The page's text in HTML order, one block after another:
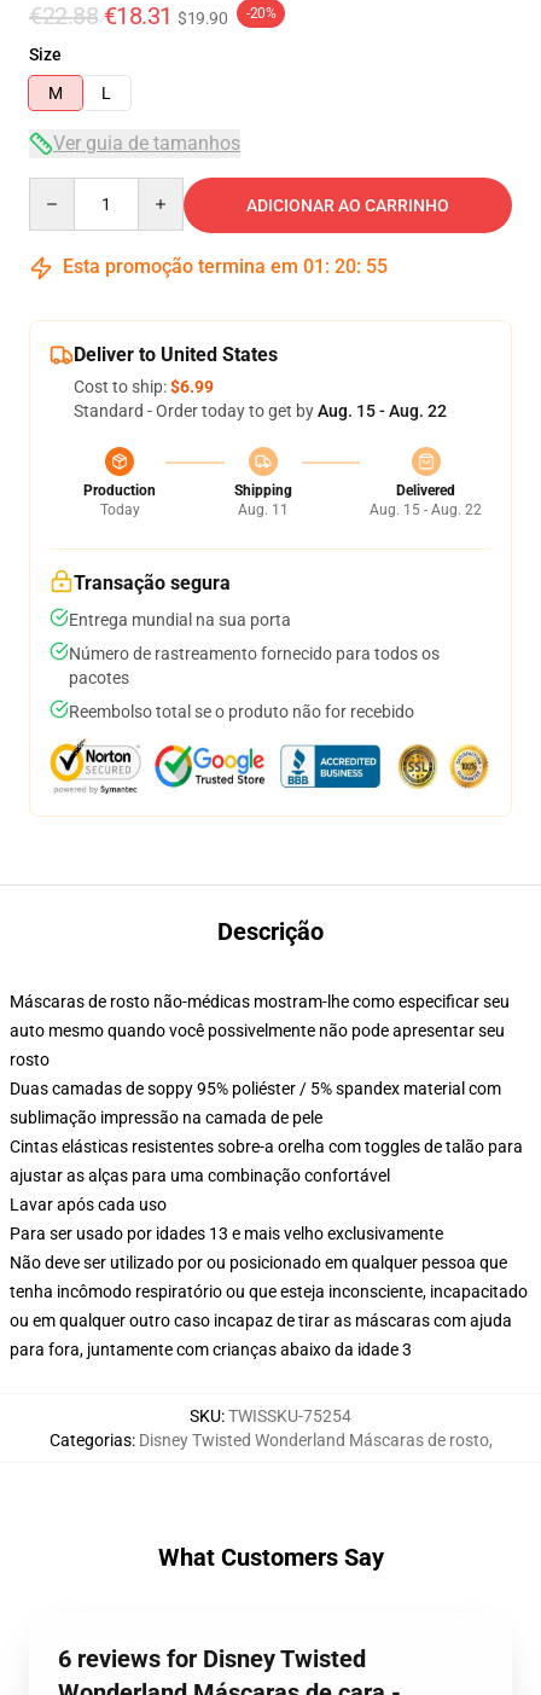
€22.88 €18.31 $19.90 -20%
Size
M
L
Ver guia de tamanhos
ADICIONAR AO CARRINHO
Esta promoção termina em 01 : 20: 54
Deliver to United States
Cost to ship:$6.99
Standard - Order today to get byAug. 15 - Aug. 22
Production
Today
Shipping
Aug. 11
Delivered
Aug. 15 - Aug. 22
Transação segura
Entrega mundial na sua porta
Número de rastreamento fornecido para todos os
pacotes
Reembolso total se o produto não for recebido
Descrição
Máscaras de rosto não-médicas mostram-lhe como especificar seu
auto mesmo quando você possivelmente não pode apresentar seu
rosto
Duas camadas de soppy 95% poliéster / 5% spandex material com
sublimação impressão na camada de pele
Cintas elásticas resistentes sobre-a orelha com toggles de talão para
ajustar as alças para uma combinação confortável
Lavar após cada uso
Para ser usado por idades 13 e mais velho exclusivamente
Não deve ser utilizado por ou posicionado em qualquer pessoa que
tenha incômodo respiratório ou que esteja inconsciente, incapacitado
ou em qualquer outro caso incapaz de tirar as máscaras com ajuda
para fora, juntamente com crianças abaixo da idade 3
SKU:TWISSKU-75254
Categorias: Disney Twisted Wonderland Máscaras de rosto,
What Customers Say
6 reviews for Disney Twisted